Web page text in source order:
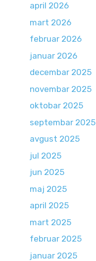
april 2026
mart 2026
februar 2026
januar 2026
decembar 2025
novembar 2025
oktobar 2025
septembar 2025
avgust 2025
jul 2025
jun 2025
maj 2025
april 2025
mart 2025
februar 2025
januar 2025